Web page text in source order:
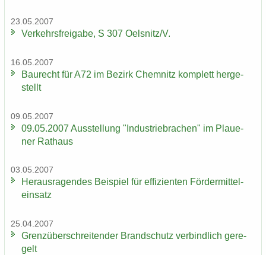
23.05.2007
Ver­kehrs­frei­ga­be, S 307 Oels­nitz/V.
16.05.2007
Bau­recht für A72 im Be­zirk Chem­nitz kom­plett her­ge­
stellt
09.05.2007
09.05.2007 Aus­stel­lung "In­dus­trie­bra­chen" im Plaue­
ner Rat­haus
03.05.2007
Her­aus­ra­gen­des Bei­spiel für ef­fi­zi­en­ten För­der­mit­tel­
ein­satz
25.04.2007
Grenz­über­schrei­ten­der Brand­schutz ver­bind­lich ge­re­
gelt